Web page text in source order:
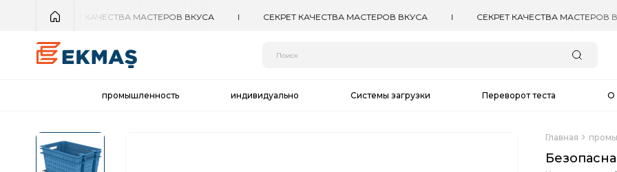
промышленность индивидуально Системы загрузки Переворот теста О
Главная